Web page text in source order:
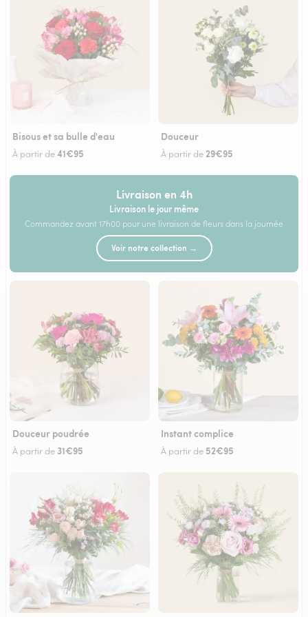
Bisous et sa bulle d'eau
À partir de41€95
Douceur
À partir de 29€95
Livraison en 4h
Livraison le jour même
Commandez avant 17h00 pour une livraison de fleurs dans la journée
Voir notre collection →
Douceur poudrée
À partir de 31€95
Instant complice
À partir de 52€95